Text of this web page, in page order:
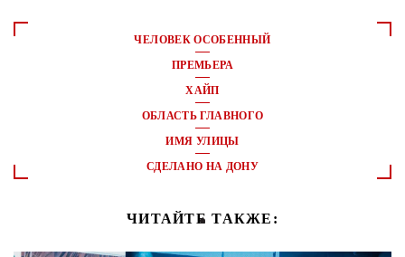
ЧЕЛОВЕК ОСОБЕННЫЙ
ПРЕМЬЕРА
ХАЙП
ОБЛАСТЬ ГЛАВНОГО
ИМЯ УЛИЦЫ
СДЕЛАНО НА ДОНУ
ЧИТАЙТЕ ТАКЖЕ: